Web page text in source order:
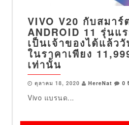
VIVO V20 กับสมาร์
ANDROID 11 รุ่น
เป็นเจ้าของได้แล้ว
ในราคาเพียง
เท่านั้น
ตุลาคม 18, 2020 HereNat 0
Vivo แบรนด...